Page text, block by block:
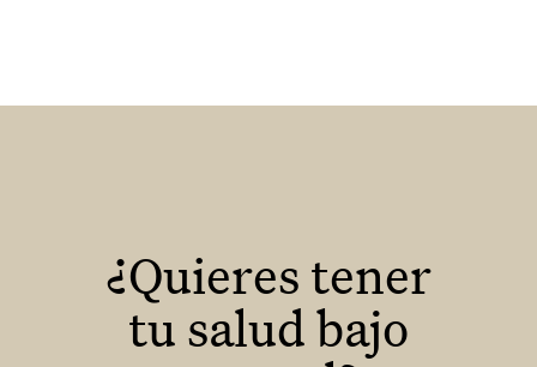
¿Quieres tener
tu salud bajo